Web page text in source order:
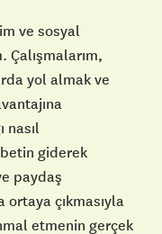
ve sosyal
Çalışmalarım,
yol almak ve
nasıl
giderek
paydaş
çıkmasıyla
etmenin gerçek